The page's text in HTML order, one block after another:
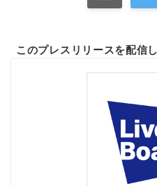
このプレスリリースを配信